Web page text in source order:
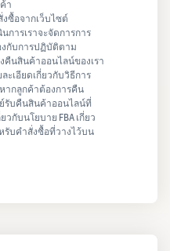
า
งซื้อจากเว็บไซต์
นการเราจะจัดการการ
กับการปฏิบัติตาม
นสินค้าออนไลน์ของเรา
ะเอียดเกี่ยวกับวิธีการ
ากลูกค้าต้องการคืน
รับคืนสินค้าออนไลน์ที่
วกับนโยบาย FBA เกี่ยว
รับคำสั่งซื้อที่วางไว้บน